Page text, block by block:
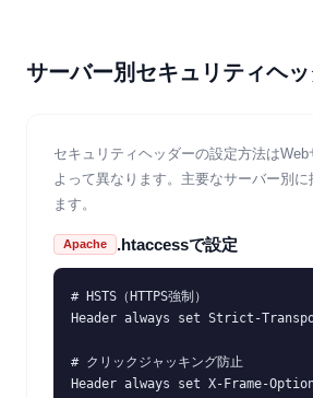
サーバー別セキュリティヘ
セキュリティヘッダーの設定方法は
よって異なります。主要なサーバー別に
ます。
Apache .htaccessで設定
# HSTS（HTTPS強制）
Header always set Strict-
# クリックジャッキング防止
Header always set X-Frame-